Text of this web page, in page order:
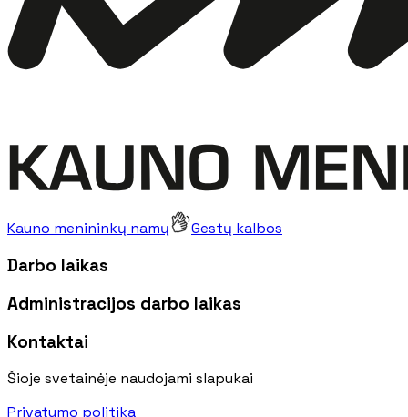
Kauno menininkų namų Gestų kalbos
Darbo laikas
Administracijos darbo laikas
Kontaktai
Šioje svetainėje naudojami slapukai
Privatumo politika